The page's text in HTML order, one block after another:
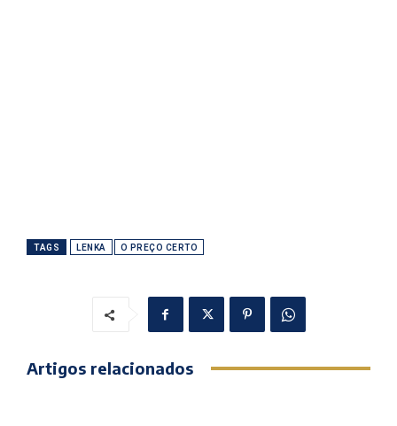
TAGS LENKA O PREÇO CERTO
Artigos relacionados